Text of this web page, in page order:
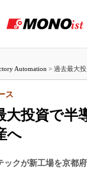
つな
Automation > 過去最大
大投資で半
へ
ス
ックが新工場を京都